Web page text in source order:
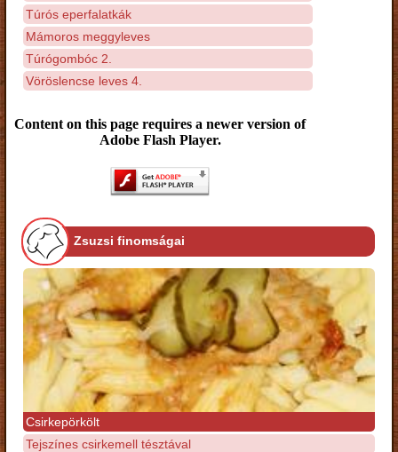
Túrós eperfalatkák
Mámoros meggyleves
Túrógombóc 2.
Vöröslencse leves 4.
Content on this page requires a newer version of
Adobe Flash Player.
Zsuzsi finomságai
Csirkepörkölt
Tejszínes csirkemell tésztával